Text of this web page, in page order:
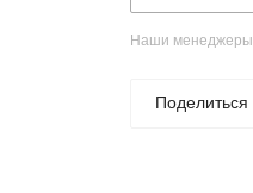
Наши менеджеры
Поделиться